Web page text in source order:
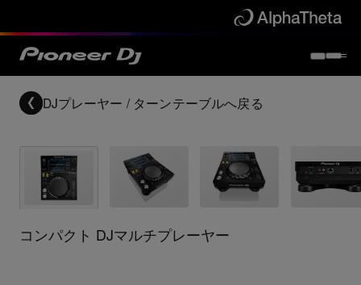
DJプレーヤー / ターンテーブルへ戻る
コンパクト DJマルチプレーヤー